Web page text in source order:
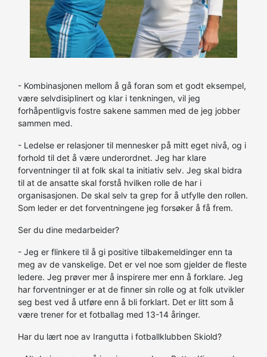
- Kombinasjonen mellom å gå foran som et godt eksempel,
være selvdisiplinert og klar i tenkningen, vil jeg
forhåpentligvis fostre sakene sammen med de jeg jobber
sammen med.
- Ledelse er relasjoner til mennesker på mitt eget nivå, og i
forhold til det å være underordnet. Jeg har klare
forventninger til at folk skal ta initiativ selv. Jeg skal bidra
til at de ansatte skal forstå hvilken rolle de har i
organisasjonen. De skal selv ta grep for å utfylle den rollen.
Som leder er det forventningene jeg forsøker å få frem.
Ser du dine medarbeider?
- Jeg er flinkere til å gi positive tilbakemeldinger enn ta
meg av de vanskelige. Det er vel noe som gjelder de fleste
ledere. Jeg prøver mer å inspirere mer enn å forklare. Jeg
har forventninger er at de finner sin rolle og at folk utvikler
seg best ved å utføre enn å bli forklart. Det er litt som å
være trener for et fotballag med 13-14 åringer.
Har du lært noe av Irangutta i fotballklubben Skiold?